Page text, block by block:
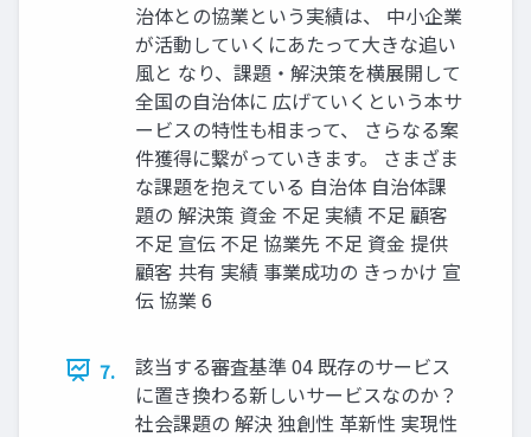
治体との協業という実績は、 中小企業
が活動していくにあたって大きな追い
風と なり、課題・解決策を横展開して
全国の自治体に 広げていくという本サ
ービスの特性も相まって、 さらなる案
件獲得に繋がっていきます。 さまざま
な課題を抱えている 自治体 自治体課
題の 解決策 資金 不足 実績 不足 顧客
不足 宣伝 不足 協業先 不足 資金 提供
顧客 共有 実績 事業成功の きっかけ 宣
伝 協業 6
7.
該当する審査基準 04 既存のサービス
に置き換わる新しいサービスなのか？
社会課題の 解決 独創性 革新性 実現性